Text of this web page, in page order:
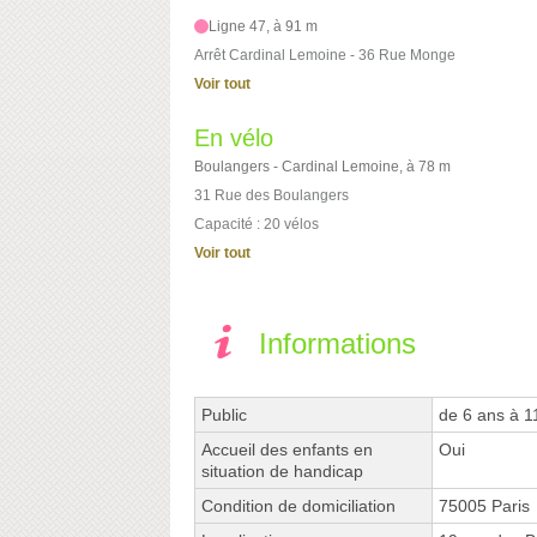
Ligne 47, à 91 m
Arrêt Cardinal Lemoine - 36 Rue Monge
Voir tout
En vélo
Boulangers - Cardinal Lemoine, à 78 m
31 Rue des Boulangers
Capacité : 20 vélos
Voir tout
Informations
Public
de 6 ans à
Accueil des enfants en
situation de handicap
Oui
Condition de domiciliation
75005 Paris